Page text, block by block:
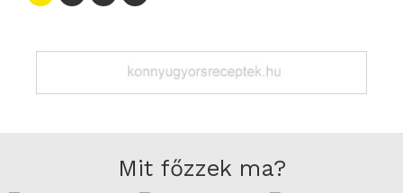
Mit főzzek ma?